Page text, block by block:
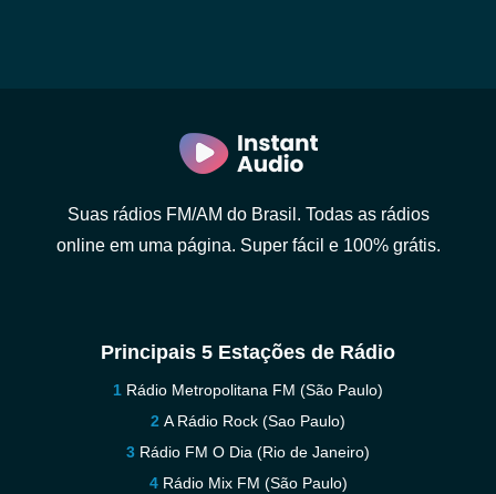
Suas rádios FM/AM do Brasil. Todas as rádios
online em uma página. Super fácil e 100% grátis.
Principais 5 Estações de Rádio
Rádio Metropolitana FM (São Paulo)
A Rádio Rock (Sao Paulo)
Rádio FM O Dia (Rio de Janeiro)
Rádio Mix FM (São Paulo)